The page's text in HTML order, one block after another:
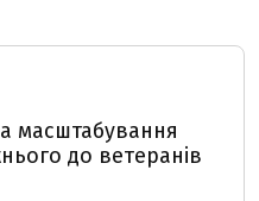
масштабування
до ветеранів